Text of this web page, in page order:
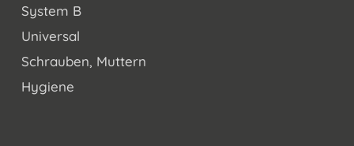
System B
Universal
Schrauben, Muttern
Hygiene